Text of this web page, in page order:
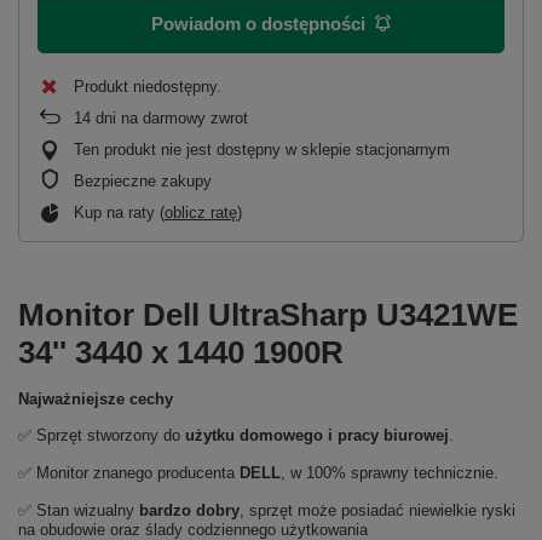
Powiadom o dostępności
Produkt niedostępny
14 dni na darmowy zwrot
Ten produkt nie jest dostępny w sklepie stacjonarnym
Bezpieczne zakupy
Kup na raty (oblicz ratę)
Monitor Dell UltraSharp U3421WE
34'' 3440 x 1440 1900R
Najważniejsze cechy
✅ Sprzęt stworzony do użytku domowego i pracy biurowej.
✅ Monitor znanego producenta DELL, w 100% sprawny technicznie.
✅ Stan wizualny bardzo dobry, sprzęt może posiadać niewielkie ryski
na obudowie oraz ślady codziennego użytkowania